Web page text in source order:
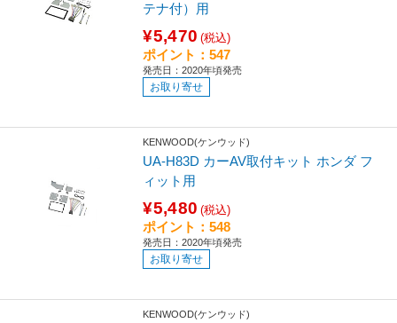
テナ付）用
¥5,470 (税込)
ポイント：547
発売日：2020年頃発売
お取り寄せ
KENWOOD(ケンウッド)
UA-H83D カーAV取付キット ホンダ フ
ィット用
¥5,480 (税込)
ポイント：548
発売日：2020年頃発売
お取り寄せ
KENWOOD(ケンウッド)